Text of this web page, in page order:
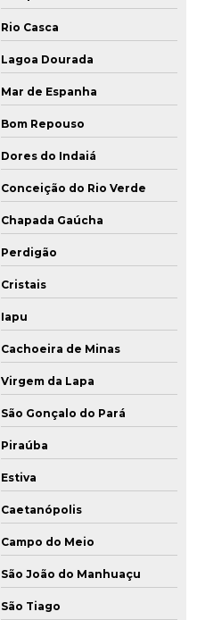
Rio Casca
Lagoa Dourada
Mar de Espanha
Bom Repouso
Dores do Indaiá
Conceição do Rio Verde
Chapada Gaúcha
Perdigão
Cristais
Iapu
Cachoeira de Minas
Virgem da Lapa
São Gonçalo do Pará
Piraúba
Estiva
Caetanópolis
Campo do Meio
São João do Manhuaçu
São Tiago